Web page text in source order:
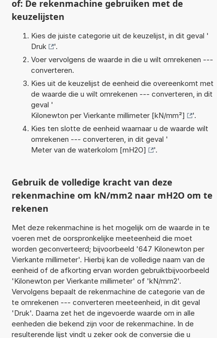
of: De rekenmachine gebruiken met de
keuzelijsten
Kies de juiste categorie uit de keuzelijst, in dit geval '
Druk
'.
Voer vervolgens de waarde in die u wilt omrekenen ---
converteren.
Kies uit de keuzelijst de eenheid die overeenkomt met
de waarde die u wilt omrekenen --- converteren, in dit
geval '
Kilonewton per Vierkante millimeter [kN/mm²]
'.
Kies ten slotte de eenheid waarnaar u de waarde wilt
omrekenen --- converteren, in dit geval '
Meter van de waterkolom [mH2O]
'.
Gebruik de volledige kracht van deze
rekenmachine om kN/mm2 naar mH2O om te
rekenen
Met deze rekenmachine is het mogelijk om de waarde in te
voeren met de oorspronkelijke meeteenheid die moet
worden geconverteerd; bijvoorbeeld '647 Kilonewton per
Vierkante millimeter'. Hierbij kan de volledige naam van de
eenheid of de afkorting ervan worden gebruiktbijvoorbeeld
'Kilonewton per Vierkante millimeter' of 'kN/mm2'.
Vervolgens bepaalt de rekenmachine de categorie van de
te omrekenen --- converteren meeteenheid, in dit geval
'Druk'. Daarna zet het de ingevoerde waarde om in alle
eenheden die bekend zijn voor de rekenmachine. In de
resulterende lijst vindt u zeker ook de conversie die u